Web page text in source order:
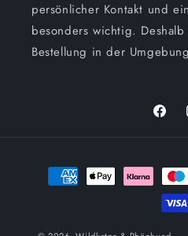
persönlicher Kontakt und
besonders wichtig.
Bestellung in der
Zahlungsmethoden